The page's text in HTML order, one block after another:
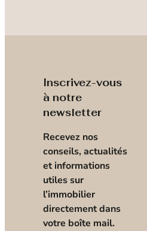
Inscrivez-vous
à notre
newsletter
Recevez nos
conseils, actualités
et informations
utiles sur
l’immobilier
directement dans
votre boîte mail.